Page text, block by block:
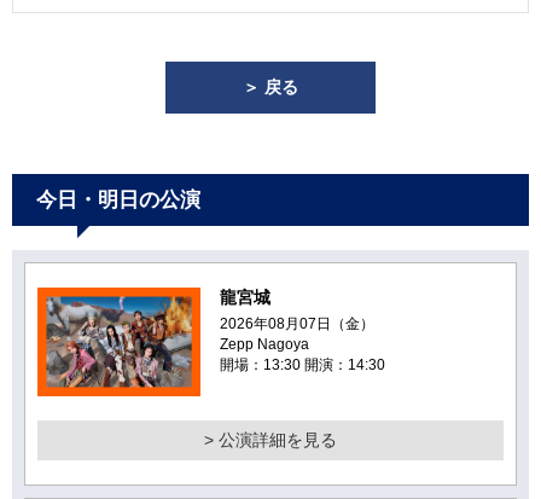
＞ 戻る
今日・明日の公演
龍宮城
2026年08月07日（金）
Zepp Nagoya
開場：13:30 開演：14:30
> 公演詳細を見る